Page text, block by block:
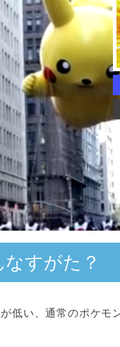
すがた？
低い、通常のポケモ